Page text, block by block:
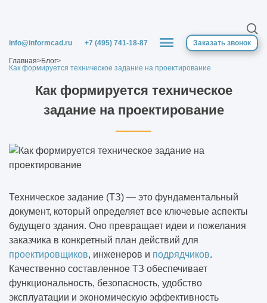
info@informcad.ru +7 (495) 741-18-87 Заказать звонок
Главная>Блог>
Как формируется техническое задание на проектирование
Как формируется техническое
задание на проектирование
Техническое задание (ТЗ) — это фундаментальный
документ, который определяет все ключевые аспекты
будущего здания. Оно превращает идеи и пожелания
заказчика в конкретный план действий для
проектировщиков, инженеров и подрядчиков.
Качественно составленное ТЗ обеспечивает
функциональность, безопасность, удобство
эксплуатации и экономическую эффективность